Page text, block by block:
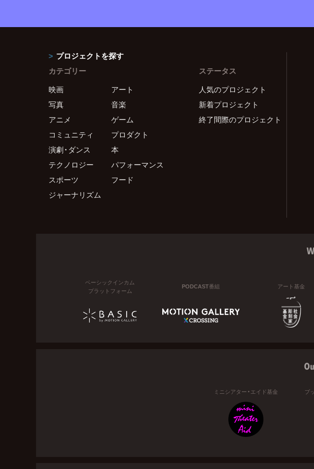
プロジェクトを探す
カテゴリー
映画
アート
写真
音楽
アニメ
ゲーム
コミュニティ
プロダクト
演劇・ダンス
本
テクノロジー
パフォーマンス
スポーツ
フード
ジャーナリズム
ステータス
人気のプロジェクト
新着プロジェクト
終了間際のプロジェクト
ベーシックインカム
プラットフォーム
PODCAST番組 アート基金
ミニシアター・エイド基金 ブ